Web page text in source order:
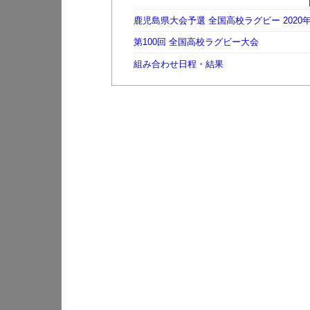
鹿児島県大会予選 全国高校ラグビー 2020
第100回 全国高校ラグビー大会
組み合わせ日程・結果